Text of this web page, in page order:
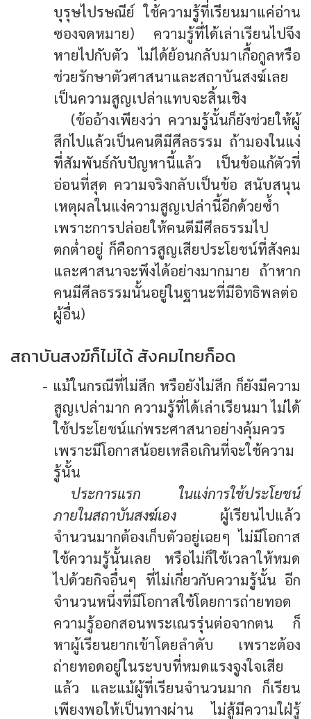
บุรุษไปรษณีย์ ใช้ความรู้ที่เรียนมาแค่อ่าน
ซองจดหมาย) ความรู้ที่ได้เล่าเรียนไปจึง
หายไปกับตัว ไม่ได้ย้อนกลับมาเกื้อกูลหรือ
ช่วยรักษาตัวศาสนาและสถาบันสงฆ์เลย
เป็นความสูญเปล่าแทบจะสิ้นเชิง
(ข้ออ้างเพียงว่า ความรู้นั้นก็ยังช่วยให้ผู้
สึกไปแล้วเป็นคนดีมีศีลธรรม ถ้ามองในแง่
ที่สัมพันธ์กับปัญหานี้แล้ว เป็นข้อแก้ตัวที่
อ่อนที่สุด ความจริงกลับเป็นข้อ สนับสนุน
เหตุผลในแง่ความสูญเปล่านี้อีกด้วยซ้ำ
เพราะการปล่อยให้คนดีมีศีลธรรมไป
ตกต่ำอยู่ ก็คือการสูญเสียประโยชน์ที่สังคม
และศาสนาจะพึงได้อย่างมากมาย ถ้าหาก
คนมีศีลธรรมนั้นอยู่ในฐานะที่มีอิทธิพลต่อ
ผู้อื่น)
สถาบันสงฆ์ก็ไม่ได้ สังคมไทยก็อด
- แม้ในกรณีที่ไม่สึก หรือยังไม่สึก ก็ยังมีความ
สูญเปล่ามาก ความรู้ที่ได้เล่าเรียนมา ไม่ได้
ใช้ประโยชน์แก่พระศาสนาอย่างคุ้มควร
เพราะมีโอกาสน้อยเหลือเกินที่จะใช้ความ
รู้นั้น
ประการแรก ในแง่การใช้ประโยชน์
ภายในสถาบันสงฆ์เอง ผู้เรียนไปแล้ว
จำนวนมากต้องเก็บตัวอยู่เฉยๆ ไม่มีโอกาส
ใช้ความรู้นั้นเลย หรือไม่ก็ใช้เวลาให้หมด
ไปด้วยกิจอื่นๆ ที่ไม่เกี่ยวกับความรู้นั้น อีก
จำนวนหนึ่งที่มีโอกาสใช้โดยการถ่ายทอด
ความรู้ออกสอนพระเณรรุ่นต่อจากตน ก็
หาผู้เรียนยากเข้าโดยลำดับ เพราะต้อง
ถ่ายทอดอยู่ในระบบที่หมดแรงจูงใจเสีย
แล้ว และแม้ผู้ที่เรียนจำนวนมาก ก็เรียน
เพียงพอให้เป็นทางผ่าน ไม่สู้มีความใฝ่รู้